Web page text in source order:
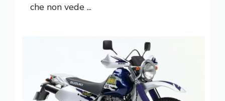
che non vede ...